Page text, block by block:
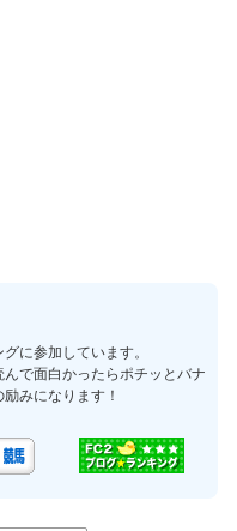
に参加しています。
で面白かったらポチッとバナ
みになります！